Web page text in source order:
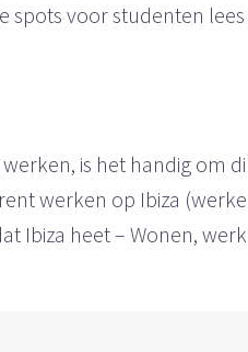
spots voor studenten
is het handig om
werken op Ibiza
Ibiza heet – Wonen,